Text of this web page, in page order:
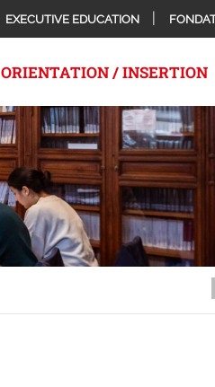
EXECUTIVE EDUCATION
ORIENTATION / INSERTION